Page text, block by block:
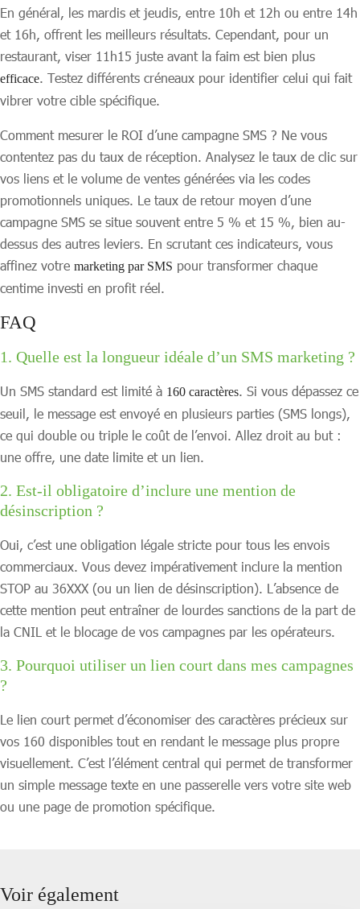
En général, les mardis et jeudis, entre 10h et 12h ou entre 14h
et 16h, offrent les meilleurs résultats. Cependant, pour un
restaurant, viser 11h15 juste avant la faim est bien plus
efficace. Testez différents créneaux pour identifier celui qui fait
vibrer votre cible spécifique.
Comment mesurer le ROI d’une campagne SMS ? Ne vous
contentez pas du taux de réception. Analysez le taux de clic sur
vos liens et le volume de ventes générées via les codes
promotionnels uniques. Le taux de retour moyen d’une
campagne SMS se situe souvent entre 5 % et 15 %, bien au-
dessus des autres leviers. En scrutant ces indicateurs, vous
affinez votre marketing par SMS pour transformer chaque
centime investi en profit réel.
FAQ
1. Quelle est la longueur idéale d’un SMS marketing ?
Un SMS standard est limité à 160 caractères. Si vous dépassez ce
seuil, le message est envoyé en plusieurs parties (SMS longs),
ce qui double ou triple le coût de l’envoi. Allez droit au but :
une offre, une date limite et un lien.
2. Est-il obligatoire d’inclure une mention de
désinscription ?
Oui, c’est une obligation légale stricte pour tous les envois
commerciaux. Vous devez impérativement inclure la mention
STOP au 36XXX (ou un lien de désinscription). L’absence de
cette mention peut entraîner de lourdes sanctions de la part de
la CNIL et le blocage de vos campagnes par les opérateurs.
3. Pourquoi utiliser un lien court dans mes campagnes
?
Le lien court permet d’économiser des caractères précieux sur
vos 160 disponibles tout en rendant le message plus propre
visuellement. C’est l’élément central qui permet de transformer
un simple message texte en une passerelle vers votre site web
ou une page de promotion spécifique.
Voir également